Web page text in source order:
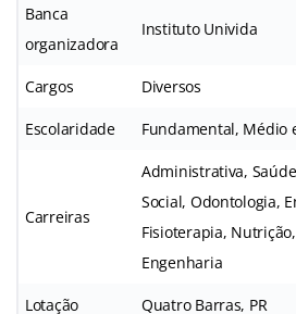
Banca
organizadora
Instituto Univida
Cargos Diversos
Escolaridade Fundamental, Médio
Carreiras
Administrativa,
Social, Odontologia,
Fisioterapia,
Engenharia
Lotação Quatro Barras, PR